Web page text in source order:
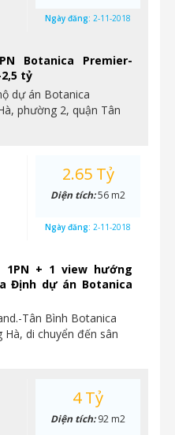
Botanica Premier-
tỷ
dự án Botanica
phường 2, quận Tân
Ngày đăng: 2-11-2018
1PN + 1 view hướng
Định dự án Botanica
Tân Bình Botanica
di chuyển đến sân
2.65 Tỷ
Diện tích:56 m2
Ngày đăng: 2-11-2018
4 Tỷ
Diện tích:92 m2